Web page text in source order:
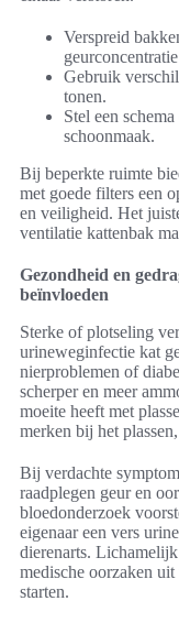
Verspreid
Gebruik
tonen.
Stel een
schoonmaak.
Bij beperkte ruimte
met goede filters een
en veiligheid. Het
ventilatie kattenbak
Gezondheid en
beïnvloeden
Sterke of plotseling
urineweginfectie kat
nierproblemen of
scherper en meer
moeite heeft met
merken bij het
Bij verdachte
raadplegen geur en
bloedonderzoek
eigenaar een vers
dierenarts.
medische oorzaken
starten.